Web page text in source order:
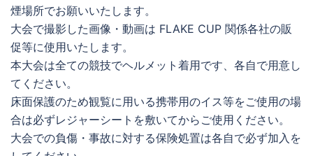
煙場所でお願いいたします。
大会で撮影した画像・動画は FLAKE CUP 関係各社の販
促等に使用いたします。
本大会は全ての競技でヘルメット着用です、各自で用意し
てください。
床面保護のため観覧に用いる携帯用のイス等をご使用の場
合は必ずレジャーシートを敷いてからご使用ください。
大会での負傷・事故に対する保険処置は各自で必ず加入を